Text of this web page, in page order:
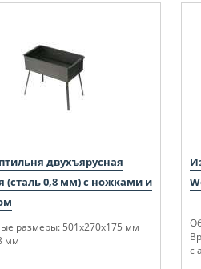
двухъярусная
(сталь 0,8 мм) с ножками и
размеры: 501x270x175 мм
мм
с